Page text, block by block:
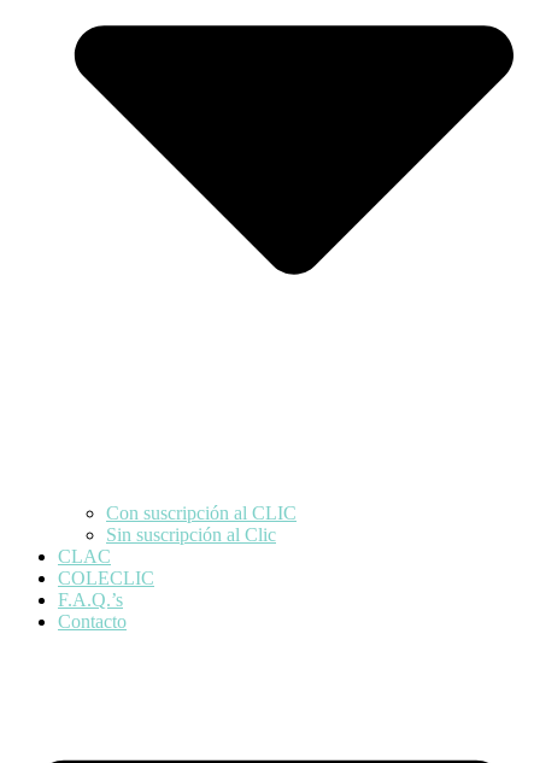
Con suscripción al CLIC
Sin suscripción al Clic
CLAC
COLECLIC
F.A.Q.’s
Contacto